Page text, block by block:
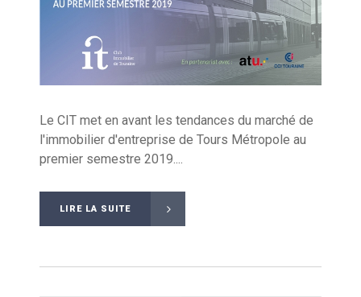
Le CIT met en avant les tendances du marché de
l'immobilier d'entreprise de Tours Métropole au
premier semestre 2019....
LIRE LA SUITE